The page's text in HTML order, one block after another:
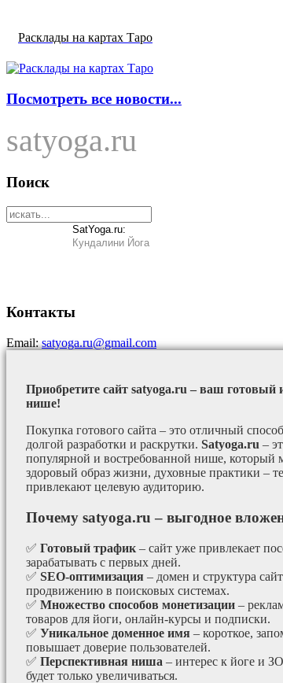
Расклады на картах Таро
Посмотреть все новости...
satyoga.ru
Поиск
SatYoga.ru:
Кундалини Йога
Контакты
Email:satyoga.ru@gmail.com
Приобретите сайт satyoga.ru – ваш готовый
нише!
Покупка готового сайта – это отличный
долгой разработки и раскрутки. Satyoga.ru –
популярной и востребованной нише, который
здоровый образ жизни, духовные практики –
привлекают целевую аудиторию.
Почему satyoga.ru – выгодное
✅ Готовый трафик – сайт уже привлекает
зарабатывать с первых дней.
✅ SEO-оптимизация – домен и структура
продвижению в поисковых системах.
✅ Множество способов монетизации –
товаров для йоги, онлайн-курсы и подписки.
✅ Уникальное доменное имя – короткое,
повышает доверие пользователей.
✅ Перспективная ниша – интерес к йоге и
будет только увеличиваться.